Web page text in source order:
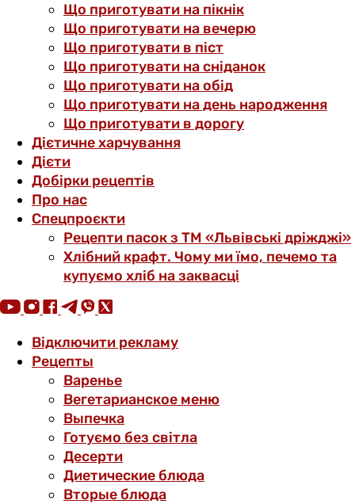
Що приготувати на пікнік
Що приготувати на вечерю
Що приготувати в піст
Що приготувати на сніданок
Що приготувати на обід
Що приготувати на день народження
Що приготувати в дорогу
Дієтичне харчування
Дієти
Добірки рецептів
Про нас
Спецпроєкти
Рецепти пасок з ТМ «Львівські дріжджі»
Хлібний крафт. Чому ми їмо, печемо та
купуємо хліб на заквасці
Відключити рекламу
Рецепты
Варенье
Вегетарианское меню
Выпечка
Готуємо без світла
Десерти
Диетические блюда
Вторые блюда